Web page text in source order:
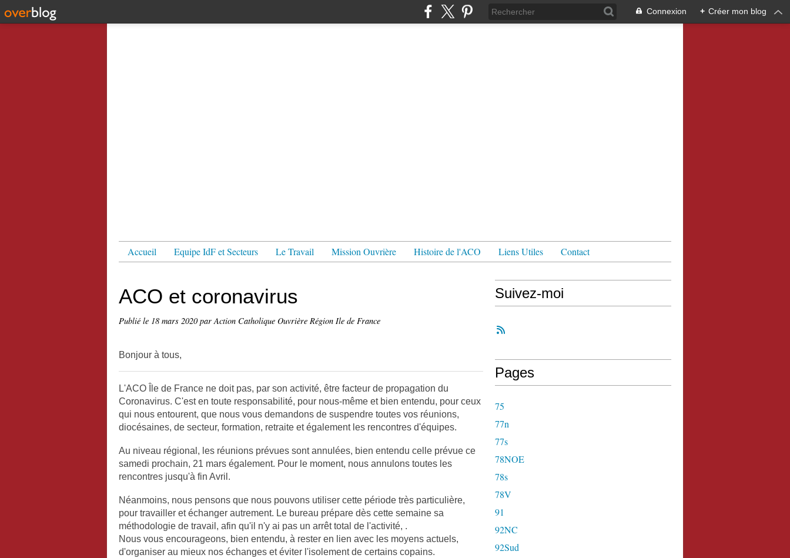
Connexion + Créer mon blog
Accueil Equipe IdF et Secteurs Le Travail Mission Ouvrière Histoire de l'ACO Liens Utiles Contact
ACO et coronavirus
Publié le 18 mars 2020par Action Catholique Ouvrière Région Ile de France
Bonjour à tous,
L'ACO Île de France ne doit pas, par son activité, être facteur de propagation du
Coronavirus. C'est en toute responsabilité, pour nous-même et bien entendu, pour ceux
qui nous entourent, que nous vous demandons de suspendre toutes vos réunions,
diocésaines, de secteur, formation, retraite et également les rencontres d'équipes.
Au niveau régional, les réunions prévues sont annulées, bien entendu celle prévue ce
samedi prochain, 21 mars également. Pour le moment, nous annulons toutes les
rencontres jusqu'à fin Avril.
Néanmoins, nous pensons que nous pouvons utiliser cette période très particulière,
pour travailler et échanger autrement. Le bureau prépare dès cette semaine sa
méthodologie de travail, afin qu'il n'y ai pas un arrêt total de l'activité, .
Nous vous encourageons, bien entendu, à rester en lien avec les moyens actuels,
d'organiser au mieux nos échanges et éviter l'isolement de certains copains.
Suivez-moi
Pages
75
77n
77s
78NOE
78s
78V
91
92NC
92Sud